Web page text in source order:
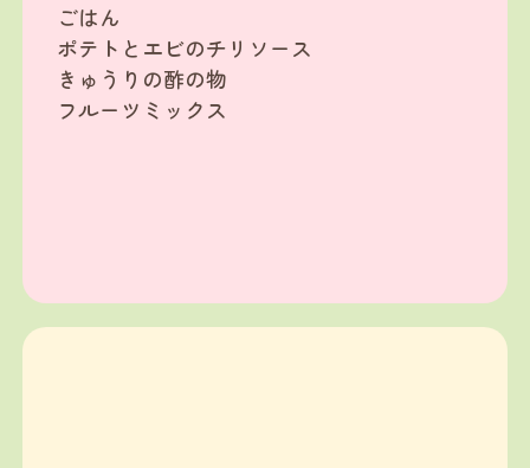
ごはん
ポテトとエビのチリソース
きゅうりの酢の物
フルーツミックス